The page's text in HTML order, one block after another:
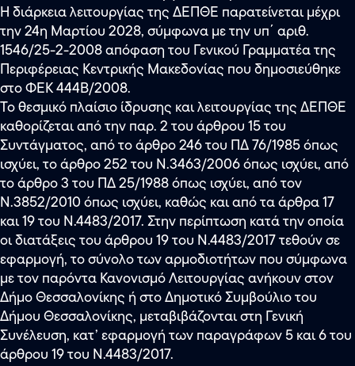
Η διάρκεια λειτουργίας της ΔΕΠΘΕ παρατείνεται μέχρι
την 24η Μαρτίου 2028, σύμφωνα με την υπ΄ αριθ.
1546/25-2-2008 απόφαση του Γενικού Γραμματέα της
Περιφέρειας Κεντρικής Μακεδονίας που δημοσιεύθηκε
στο ΦΕΚ 444Β/2008.
Το θεσμικό πλαίσιο ίδρυσης και λειτουργίας της ΔΕΠΘΕ
καθορίζεται από την παρ. 2 του άρθρου 15 του
Συντάγματος, από το άρθρο 246 του ΠΔ 76/1985 όπως
ισχύει, το άρθρο 252 του Ν.3463/2006 όπως ισχύει, από
το άρθρο 3 του ΠΔ 25/1988 όπως ισχύει, από τον
Ν.3852/2010 όπως ισχύει, καθώς και από τα άρθρα 17
και 19 του Ν.4483/2017. Στην περίπτωση κατά την οποία
οι διατάξεις του άρθρου 19 του Ν.4483/2017 τεθούν σε
εφαρμογή, το σύνολο των αρμοδιοτήτων που σύμφωνα
με τον παρόντα Κανονισμό Λειτουργίας ανήκουν στον
Δήμο Θεσσαλονίκης ή στο Δημοτικό Συμβούλιο του
Δήμου Θεσσαλονίκης, μεταβιβάζονται στη Γενική
Συνέλευση, κατ’ εφαρμογή των παραγράφων 5 και 6 του
άρθρου 19 του Ν.4483/2017.